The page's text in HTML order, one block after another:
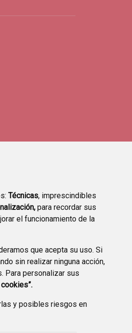
Técnicas, imprescindibles
para recordar sus
el funcionamiento de la
que acepta su uso. Si
sin realizar ninguna acción,
Para personalizar sus
y posibles riesgos en